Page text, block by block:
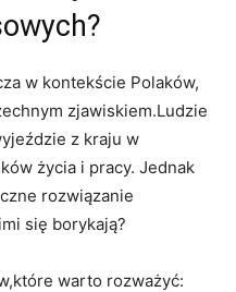
w kontekście Polaków,
zjawiskiem.Ludzie
z kraju w
życia i pracy. Jednak
rozwiązanie
się borykają?
warto rozważyć: